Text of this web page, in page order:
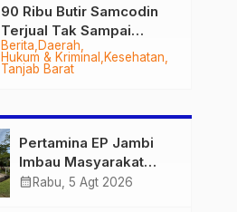
2028
Berita Daerah
Hukum & Kriminal
Kesehatan
Tanjab Barat
90 Ribu Butir Samcodin
Terjual Tak Sampai
Setahun, Indra Safari
Desak Audit Menyeluruh
Pertamina EP Jambi
Imbau Masyarakat
Tidak Beraktivitas di
calendar_month Rabu, 5 Agt 2026